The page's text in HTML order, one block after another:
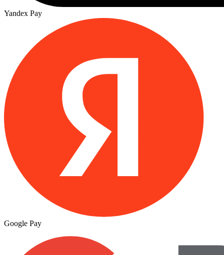
Yandex Pay
Google Pay